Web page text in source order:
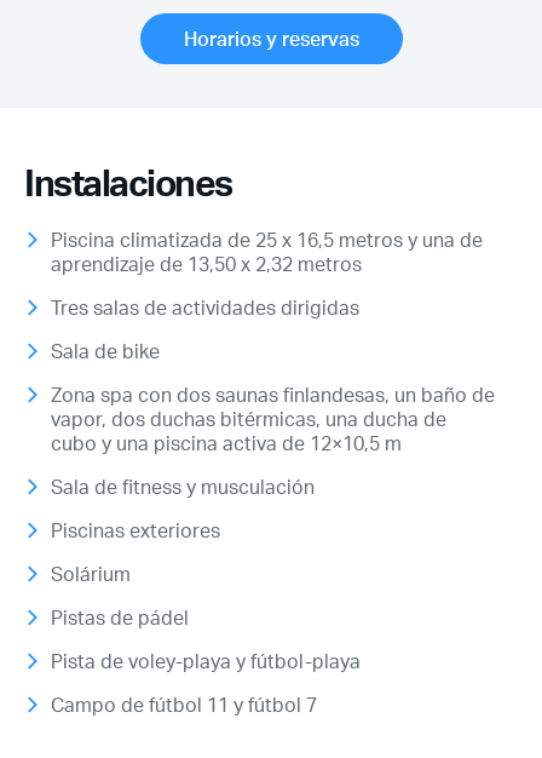
Horarios y reservas
Instalaciones
Piscina climatizada de 25 x 16,5 metros y una de
aprendizaje de 13,50 x 2,32 metros
Tres salas de actividades dirigidas
Sala de bike
Zona spa con dos saunas finlandesas, un baño de
vapor, dos duchas bitérmicas, una ducha de
cubo y una piscina activa de 12×10,5 m
Sala de fitness y musculación
Piscinas exteriores
Solárium
Pistas de pádel
Pista de voley-playa y fútbol-playa
Campo de fútbol 11 y fútbol 7